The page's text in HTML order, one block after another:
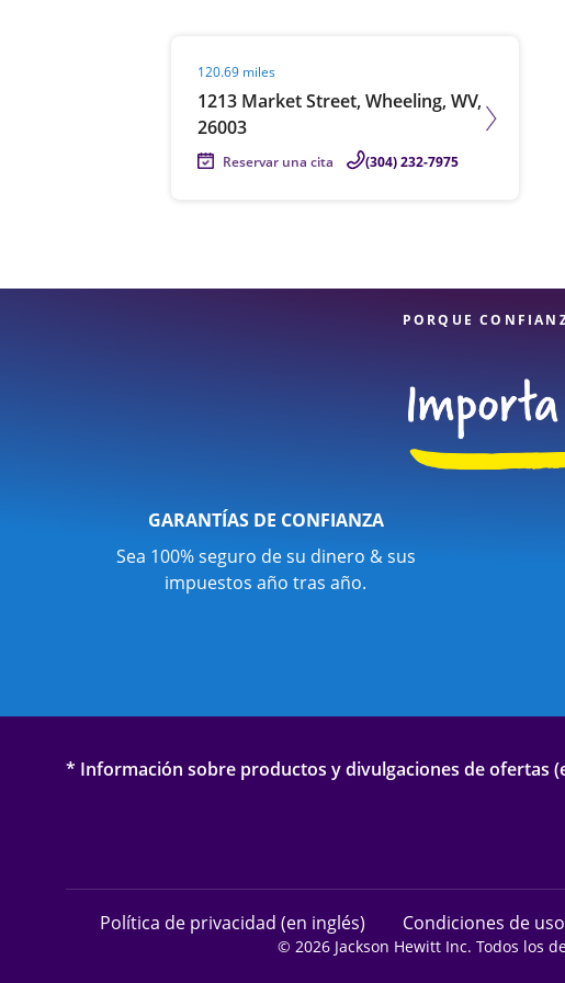
120.69 miles
1213 Market Street, Wheeling, WV,
26003
Reservar una cita (304) 232-7975
PORQUE
GARANTÍAS DE CONFIANZA
Sea 100% seguro de su dinero & sus
impuestos año tras año.
* Información sobre productos y divulgaciones de ofertas
Política de privacidad (en inglés) Condiciones de
© 2026 Jackson Hewitt Inc. Todos los